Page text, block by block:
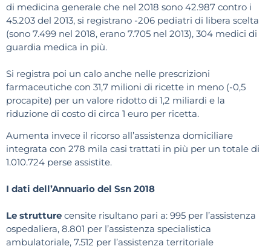
di medicina generale che nel 2018 sono 42.987 contro i
45.203 del 2013, si registrano -206 pediatri di libera scelta
(sono 7.499 nel 2018, erano 7.705 nel 2013), 304 medici di
guardia medica in più.
Si registra poi un calo anche nelle prescrizioni
farmaceutiche con 31,7 milioni di ricette in meno (-0,5
procapite) per un valore ridotto di 1,2 miliardi e la
riduzione di costo di circa 1 euro per ricetta.
Aumenta invece il ricorso all’assistenza domiciliare
integrata con 278 mila casi trattati in più per un totale di
1.010.724 perse assistite.
I dati dell’Annuario del Ssn 2018
Le strutture censite risultano pari a: 995 per l’assistenza
ospedaliera, 8.801 per l’assistenza specialistica
ambulatoriale, 7.512 per l’assistenza territoriale